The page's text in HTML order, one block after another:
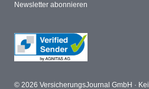
Newsletter abonnieren
© 2026 VersicherungsJournal GmbH ·